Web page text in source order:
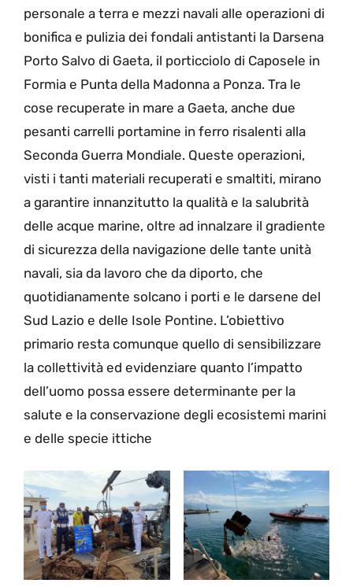
personale a terra e mezzi navali alle operazioni di
bonifica e pulizia dei fondali antistanti la Darsena
Porto Salvo di Gaeta, il porticciolo di Caposele in
Formia e Punta della Madonna a Ponza. Tra le
cose recuperate in mare a Gaeta, anche due
pesanti carrelli portamine in ferro risalenti alla
Seconda Guerra Mondiale. Queste operazioni,
visti i tanti materiali recuperati e smaltiti, mirano
a garantire innanzitutto la qualità e la salubrità
delle acque marine, oltre ad innalzare il gradiente
di sicurezza della navigazione delle tante unità
navali, sia da lavoro che da diporto, che
quotidianamente solcano i porti e le darsene del
Sud Lazio e delle Isole Pontine. L’obiettivo
primario resta comunque quello di sensibilizzare
la collettività ed evidenziare quanto l’impatto
dell’uomo possa essere determinante per la
salute e la conservazione degli ecosistemi marini
e delle specie ittiche